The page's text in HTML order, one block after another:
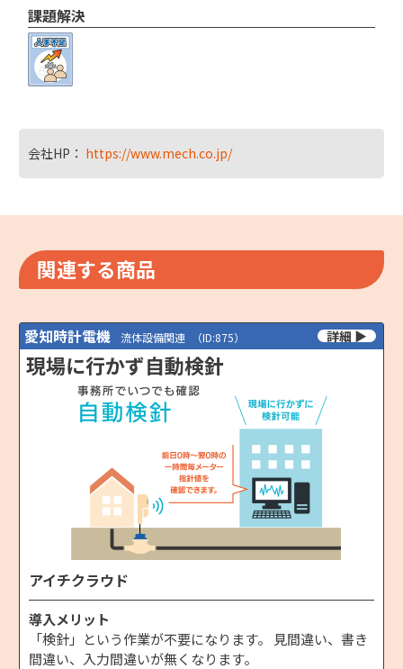
課題解決
会社HP： https://www.mech.co.jp/
関連する商品
愛知時計電機 流体設備関連 （ID:875）
現場に行かず自動検針
アイチクラウド
導入メリット
「検針」という作業が不要になります。 見間違い、書き
間違い、入力間違いが無くなります。